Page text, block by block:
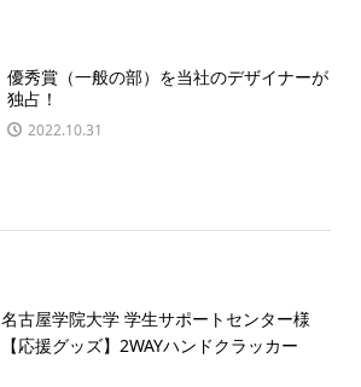
優秀賞（一般の部）を当社のデザイナーが
独占！
2022.10.31
名古屋学院大学 学生サポートセンター様
【応援グッズ】2WAYハンドクラッカー